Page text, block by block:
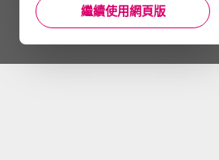
繼續使用網頁版